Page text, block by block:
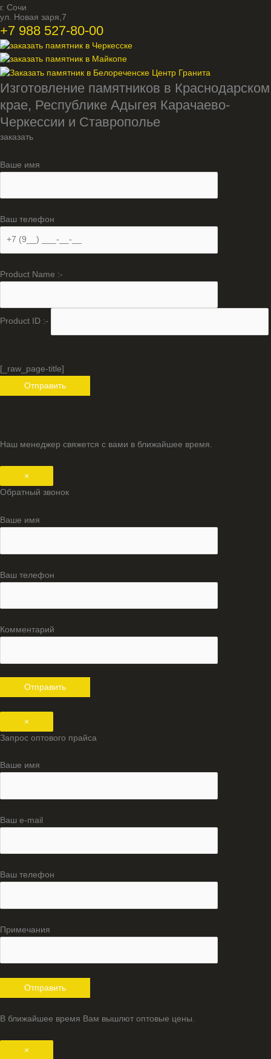
г. Сочи
ул. Новая заря,7
+7 988 527-80-00
Изготовление памятников в Краснодарском
крае, Республике Адыгея Карачаево-
Черкессии и Ставрополье
заказать
Ваше имя
Ваш телефон
Product Name :-
Product ID :-
[_raw_page-title]
Наш менеджер свяжется с вами в ближайшее время.
×
Обратный звонок
Ваше имя
Ваш телефон
Комментарий
×
Запрос оптового прайса
Ваше имя
Ваш e-mail
Ваш телефон
Примечания
В ближайшее время Вам вышлют оптовые цены.
×